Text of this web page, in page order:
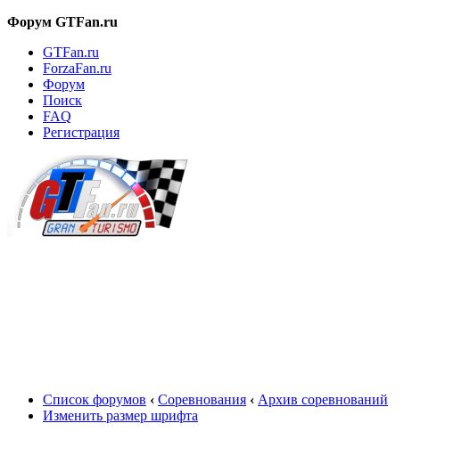
Форум GTFan.ru
GTFan.ru
ForzaFan.ru
Форум
Поиск
FAQ
Регистрация
Список форумов ‹ Соревнования ‹ Архив соревнований
Изменить размер шрифта